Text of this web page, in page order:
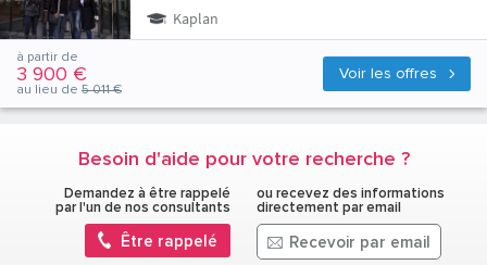
Kaplan
Voir les offres
à partir de
3 900 €
au lieu de 5 011 €
Besoin d'aide pour votre recherche ?
Demandez à être rappelé
par l'un de nos consultants
Être rappelé
ou recevez des informations
directement par email
Recevoir par email